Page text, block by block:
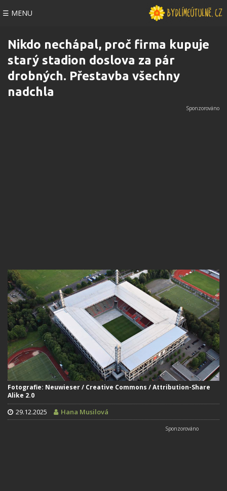
☰ MENU
Nikdo nechápal, proč firma kupuje
starý stadion doslova za pár
drobných. Přestavba všechny
nadchla
Fotografie: Neuwieser / Creative Commons / Attribution-Share
Alike 2.0
29.12.2025 Hana Musilová